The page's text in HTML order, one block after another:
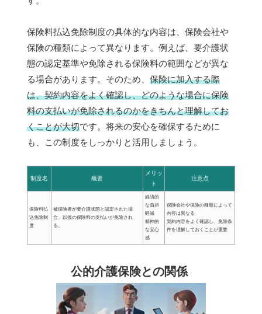
保険料払込免除制度の具体的な内容は、保険会社や
保険の種類によって異なります。例えば、要介護状
態の認定基準や免除される保険料の範囲などが異な
る場合があります。そのため、 保険に加入する際
は、契約内容をよく確認し、どのような場合に保険
料の支払いが免除されるのかをきちんと理解してお
くことが大切です。将来の安心を確保するために
も、この制度をしっかりと活用しましょう。
制度名 概要
メリッ
ト
注意点
保険料払
込免除制
度
被保険者が要介護状態と認定された場
合、以後の保険料の支払いが免除され
る。
経済的
な負担
軽減
精神的
な安心
感
保険会社や保険の種類によって
内容は異なる
契約内容をよく確認し、免除条
件を理解しておくことが重要
公的介護保険との関係